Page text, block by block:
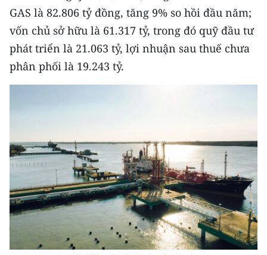
CHUYÊN ĐỀ
CÁC CHUYÊN TRANG
NHÂN DÂN CUỐI TUẦN
NHÂN DÂN HẰNG THÁNG
MUA BÁO
ĐỌC BÁO IN
GAS là 82.806 tỷ đồng, tăng 9% so hồi đầu năm;
vốn chủ sở hữu là 61.317 tỷ, trong đó quỹ đầu tư
phát triển là 21.063 tỷ, lợi nhuận sau thuế chưa
phân phối là 19.243 tỷ.